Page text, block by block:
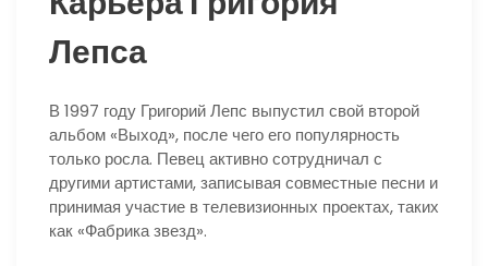
Лепса
В 1997 году Григорий Лепс выпустил свой второй
альбом «Выход», после чего его популярность
только росла. Певец активно сотрудничал с
другими артистами, записывая совместные песни и
принимая участие в телевизионных проектах, таких
как «Фабрика звезд».